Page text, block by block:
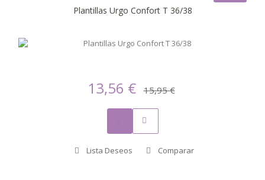
Plantillas Urgo Confort T 36/38
13,56 € 15,95 €
Lista Deseos Comparar